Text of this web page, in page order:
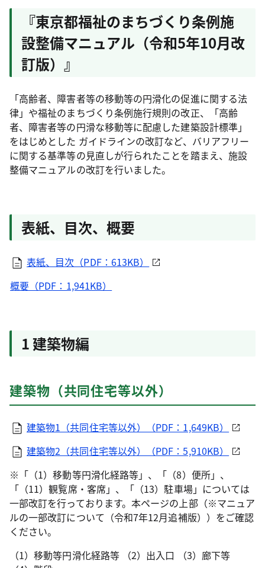
『東京都福祉のまちづくり条例施
設整備マニュアル（令和5年10月改
訂版）』
「高齢者、障害者等の移動等の円滑化の促進に関する法
律」や福祉のまちづくり条例施行規則の改正、「高齢
者、障害者等の円滑な移動等に配慮した建築設計標準」
をはじめとした ガイドラインの改訂など、バリアフリー
に関する基準等の見直しが行られたことを踏まえ、施設
整備マニュアルの改訂を行いました。
表紙、目次、概要
表紙、目次（PDF：613KB）
概要（PDF：1,941KB）
1 建築物編
建築物（共同住宅等以外）
建築物1（共同住宅等以外）（PDF：1,649KB）
建築物2（共同住宅等以外）（PDF：5,910KB）
※「（1）移動等円滑化経路等」、「（8）便所」、
「（11）観覧席・客席」、「（13）駐車場」については
一部改訂を行っております。本ページの上部（※マニュア
ルの一部改訂について（令和7年12月追補版））をご確認
ください。
（1）移動等円滑化経路等 （2）出入口 （3）廊下等